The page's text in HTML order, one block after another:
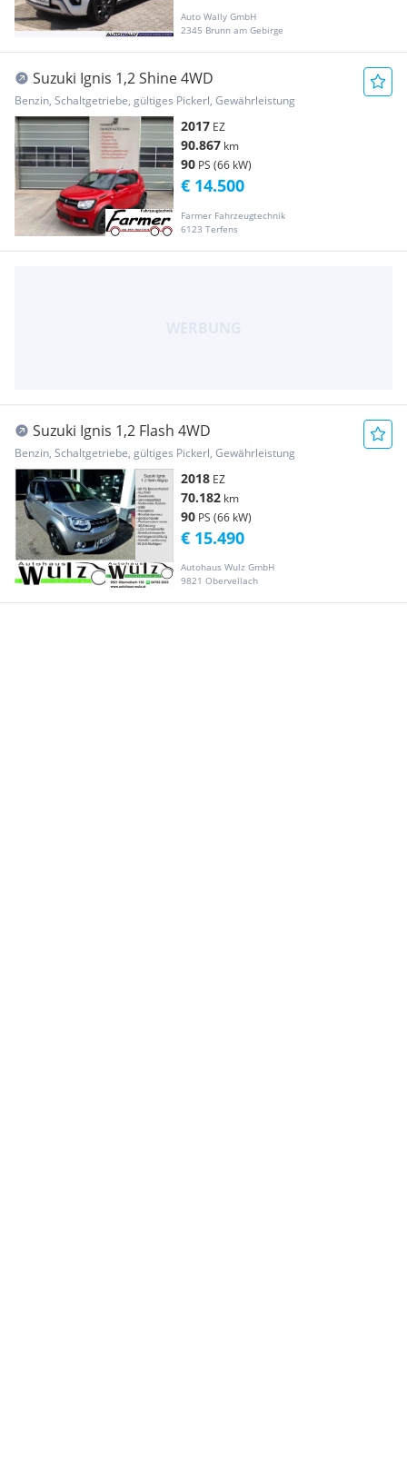
Auto Wally GmbH
2345 Brunn am Gebirge
Suzuki Ignis 1,2 Shine 4WD
Benzin, Schaltgetriebe, gültiges Pickerl, Gewährleistung
2017 EZ
90.867 km
90 PS (66 kW)
Farmer Fahrzeugtechnik
6123 Terfens
€ 14.500
Suzuki Ignis 1,2 Flash 4WD
Benzin, Schaltgetriebe, gültiges Pickerl, Gewährleistung
2018 EZ
70.182 km
90 PS (66 kW)
Autohaus Wulz GmbH
9821 Obervellach
€ 15.490